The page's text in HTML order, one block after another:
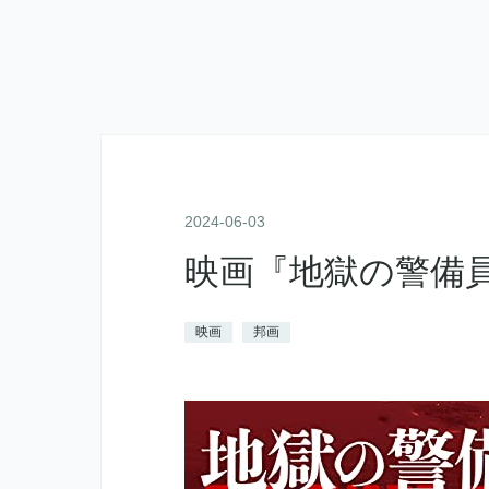
2024-06-03
映画『地獄の警備
映画 邦画